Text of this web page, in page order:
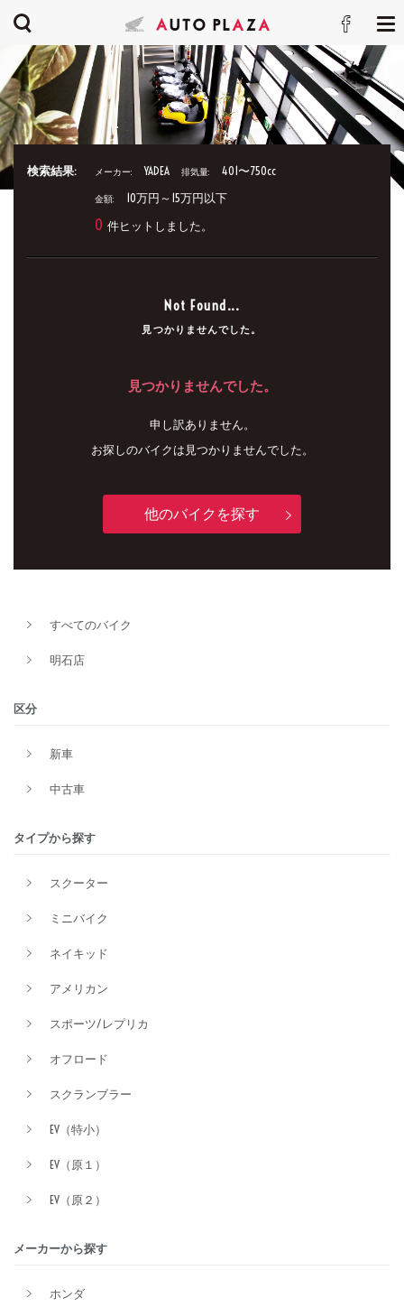
検索結果: メーカー: YADEA 排気量: 401〜750cc
金額: 10万円～15万円以下
0 件ヒットしました。
Not Found...
見つかりませんでした。
見つかりませんでした。
申し訳ありません。
お探しのバイクは見つかりませんでした。
他のバイクを探す
すべてのバイク
明石店
区分
新車
中古車
タイプから探す
スクーター
ミニバイク
ネイキッド
アメリカン
スポーツ/レプリカ
オフロード
スクランブラー
EV（特小）
EV（原１）
EV（原２）
メーカーから探す
ホンダ
新車
タイプ
価格